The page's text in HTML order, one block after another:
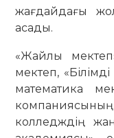
жағдайдағы
асады.
«Жайлы
мектеп,
математика
колледждің